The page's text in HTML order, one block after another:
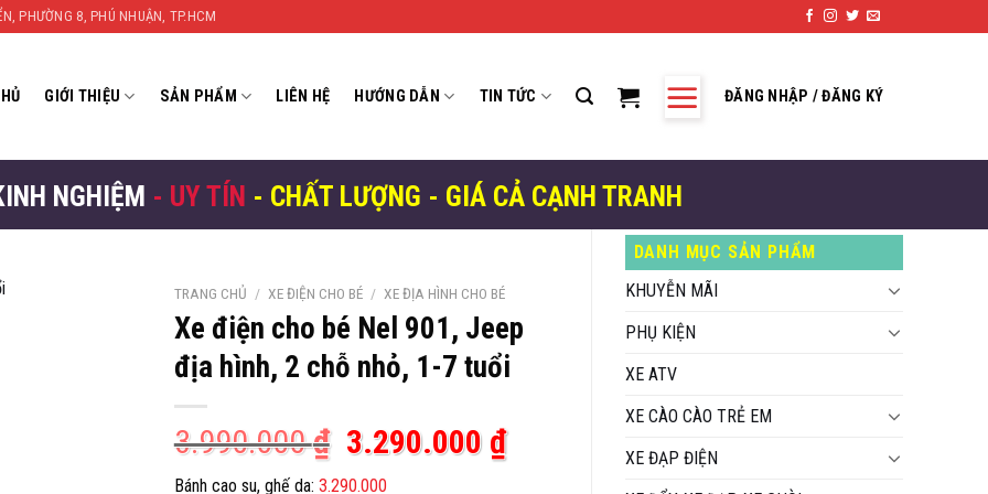
PHƯỜNG 8, PHÚ NHUẬN, TP.HCM
GIỚI THIỆU SẢN PHẨM LIÊN HỆ HƯỚNG DẪN TIN TỨC ĐĂNG NHẬP / ĐĂNG KÝ
NGHIỆM - UY TÍN - CHẤT LƯỢNG - GIÁ CẢ CẠNH TRANH
DANH MỤC SẢN PHẨM
KHUYỄN MÃI
PHỤ KIỆN
XE ATV
XE CÀO CÀO TRẺ EM
XE ĐẠP ĐIỆN
TRANG CHỦ / XE ĐIỆN CHO BÉ / XE ĐỊA HÌNH CHO BÉ
Xe điện cho bé Nel 901, Jeep
địa hình, 2 chỗ nhỏ, 1-7 tuổi
3.990.000₫ Giá
gốc
3.290.000 ₫Giá
hiện
Bánh cao su, ghế da: 3.290.000